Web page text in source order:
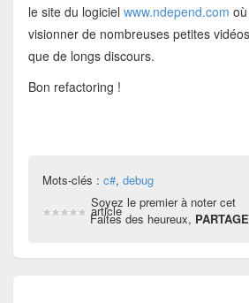
le site du logiciel www.ndepend.com
visionner de nombreuses petites
que de longs discours.
Bon refactoring !
Mots-clés : c#, debug
Soyez le premier à noter cet
article
Faites des heureux,